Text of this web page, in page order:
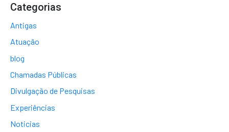
Categorias
Antigas
Atuação
blog
Chamadas Públicas
Divulgação de Pesquisas
Experiências
Noticias